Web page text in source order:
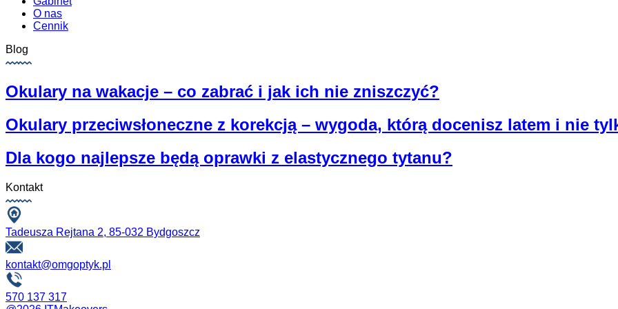
O nas
Cennik
Blog
Okulary na wakacje – co zabrać i jak ich nie zniszczyć?
Okulary przeciwsłoneczne z korekcją – wygoda, którą docenisz latem i nie
Dla kogo najlepsze będą oprawki z elastycznego tytanu?
Kontakt
Tadeusza Rejtana 2, 85-032 Bydgoszcz
kontakt@omgoptyk.pl
570 137 317